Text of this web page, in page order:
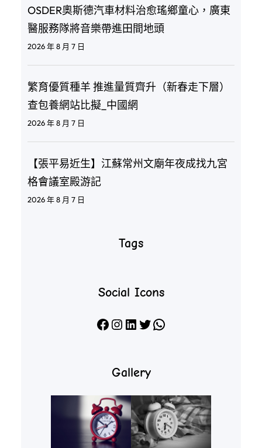
OSDER奧斯德汽車材料治愈瑤鄉童心，廣東
醫服務隊將音樂帶進田間地頭
2026 年 8 月 7 日
繁育優質種羊 推進量質齊升（新春走下層）
查包養網站比擬_中國網
2026 年 8 月 7 日
【張平易近生】江蘇常州文廟年夜成找九宮
格會議室殿游記
2026 年 8 月 7 日
Tags
Social Icons
Facebook Instagram LinkedIn X WhatsApp
Gallery